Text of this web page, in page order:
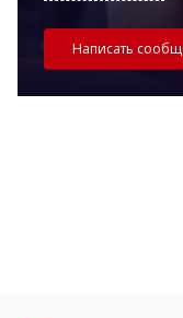
Написать